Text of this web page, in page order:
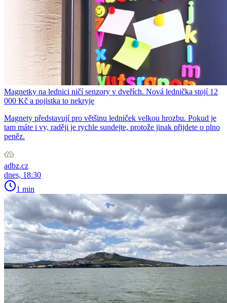
Magnetky na lednici ničí senzory v dveřích. Nová lednička stojí 12
000 Kč a pojistka to nekryje
Magnety představují pro většinu ledniček velkou hrozbu. Pokud je
tam máte i vy, raději je rychle sundejte, protože jinak přijdete o plno
peněz.
adbz.cz
dnes, 18:30
1 min